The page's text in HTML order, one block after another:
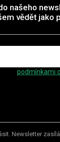
p
i
u
našeho
vědět jako
podmínkami
Newsletter